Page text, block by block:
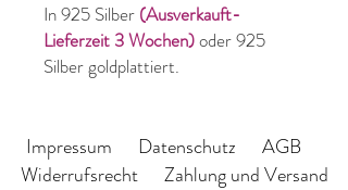
In 925 Silber (Ausverkauft-
Lieferzeit 3 Wochen)oder 925
Silber goldplattiert.
großer Kreis ca. 19mm
Impressum Datenschutz
AGB
Widerrufsrecht
Zahlung und Versand